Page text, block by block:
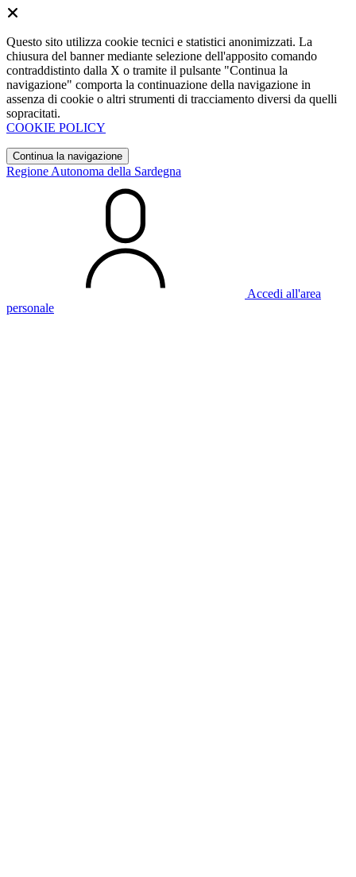
Questo sito utilizza cookie tecnici e statistici anonimizzati. La
chiusura del banner mediante selezione dell'apposito comando
contraddistinto dalla X o tramite il pulsante "Continua la
navigazione" comporta la continuazione della navigazione in
assenza di cookie o altri strumenti di tracciamento diversi da quelli
sopracitati.
COOKIE POLICY
Continua la navigazione
Regione Autonoma della Sardegna
Accedi all'area
personale